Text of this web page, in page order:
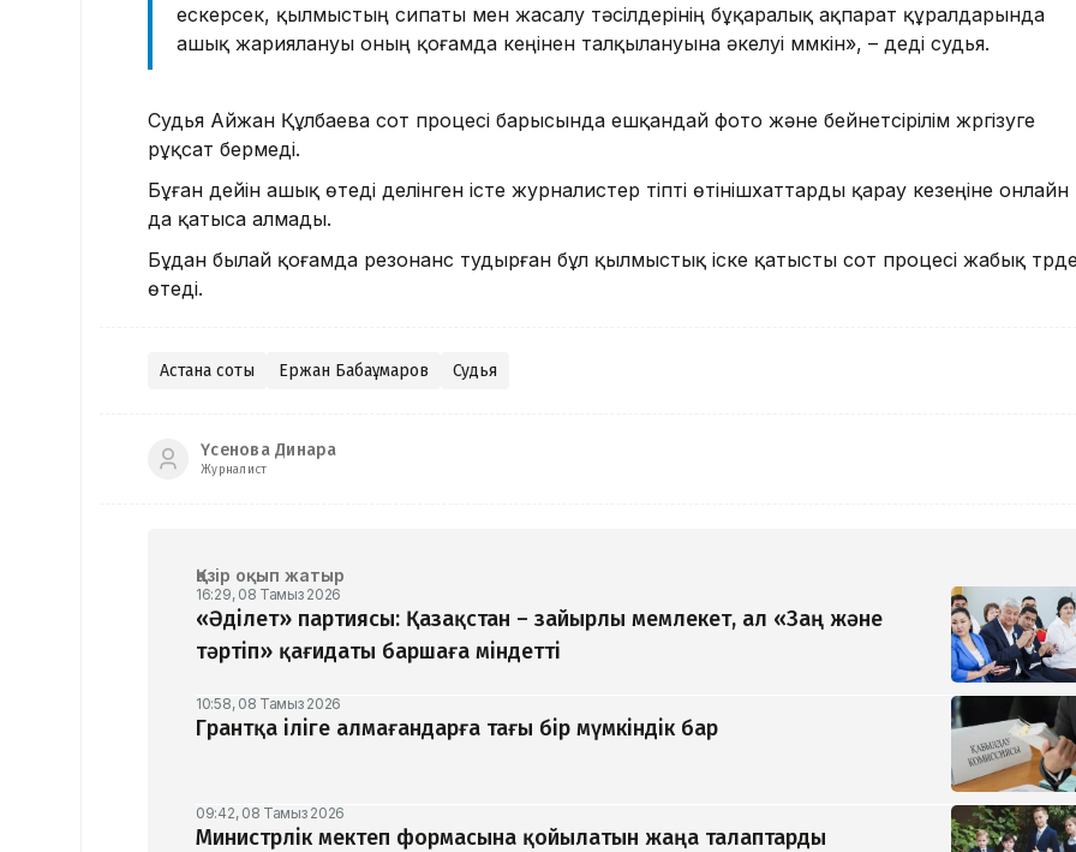
ескерсек, қылмыстың сипаты мен жасалу тәсілдерінің бұқаралық ақпарат құралдарында
ашық жариялануы оның қоғамда кеңінен талқылануына әкелуі мүмкін», – деді судья.
Судья Айжан Құлбаева сот процесі барысында ешқандай фото және бейнетүсірілім жүргізуге
рұқсат бермеді.
Бұған дейін ашық өтеді делінген істе журналистер тіпті өтінішхаттарды қарау кезеңіне онлайн
да қатыса алмады.
Бұдан былай қоғамда резонанс тудырған бұл қылмыстық іске қатысты сот процесі жабық
өтеді.
Астана соты Ержан Бабақұмаров Судья
Үсенова Динара
Журналист
Қазір оқып жатыр
16:29, 08 Тамыз 2026
«Әділет» партиясы: Қазақстан – зайырлы мемлекет, ал «Заң және
тәртіп» қағидаты баршаға міндетті
10:58, 08 Тамыз 2026
Грантқа іліге алмағандарға тағы бір мүмкіндік бар
09:42, 08 Тамыз 2026
Министрлік мектеп формасына қойылатын жаңа талаптарды